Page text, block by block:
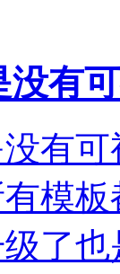
有
有
模
了